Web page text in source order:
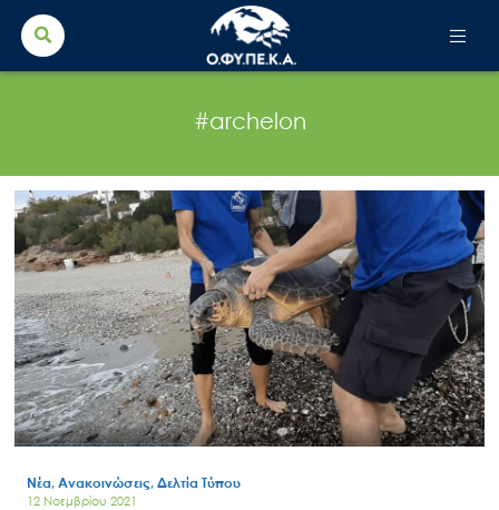
Search
for:
#archelon
Νέα, Ανακοινώσεις, Δελτία Τύπου
12 Νοεμβρίου 2021